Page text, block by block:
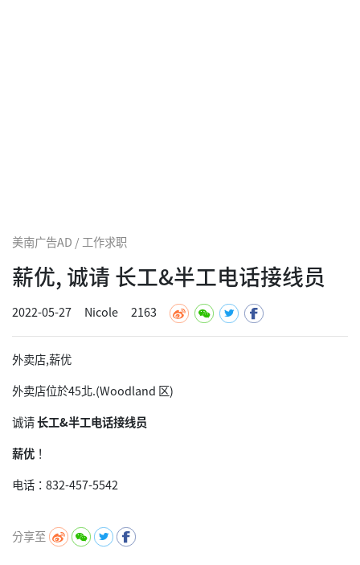
美南广告AD / 工作求职
薪优, 诚请 长工&半工电话接线员
2022-05-27 Nicole 2163
外卖店,薪优
外卖店位於45北.(Woodland 区)
诚请长工&半工电话接线员
薪优 ！
电话：832-457-5542
分享至